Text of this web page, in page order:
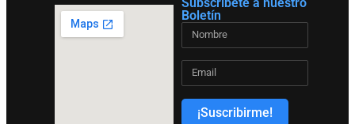
Boletín
¡Suscribirme!